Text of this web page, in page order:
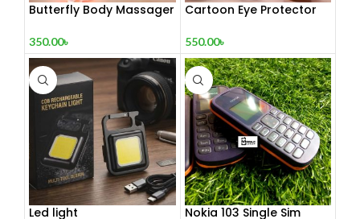
Butterfly Body Massager
রিল্যাক্সেশন! 🦋
350.00৳
Cartoon Eye Protector
550.00৳
Led light
Nokia 103 Single Sim